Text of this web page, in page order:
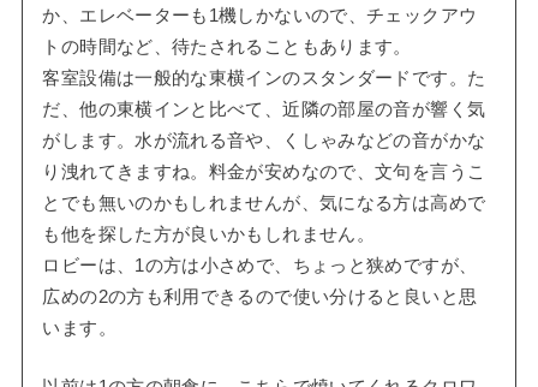
か、エレベーターも1機しかないので、チェックアウ
トの時間など、待たされることもあります。
客室設備は一般的な東横インのスタンダードです。た
だ、他の東横インと比べて、近隣の部屋の音が響く気
がします。水が流れる音や、くしゃみなどの音がかな
り洩れてきますね。料金が安めなので、文句を言うこ
とでも無いのかもしれませんが、気になる方は高めで
も他を探した方が良いかもしれません。
ロビーは、1の方は小さめで、ちょっと狭めですが、
広めの2の方も利用できるので使い分けると良いと思
います。